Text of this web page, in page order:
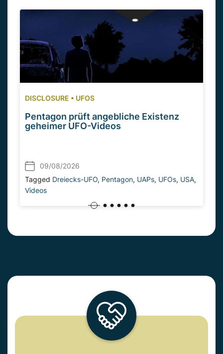
DISCLOSURE • UFOS
Pentagon prüft angebliche Existenz
geheimer UFO-Videos
09/08/2026
Tagged Dreiecks-UFO, Pentagon, UAPs, UFOs, USA,
Videos